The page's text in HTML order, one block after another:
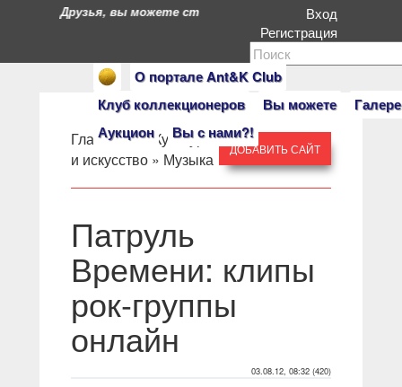
О портале Ant&K Club
Клуб коллекционеров
Вы можете
Аукцион
Вы с нами?!
Друзья, вы можете стать героями нашего портала.
Вход
Регистрация
Главная» »Культура
и искусство » Музыка
ДОБАВИТЬ САЙТ
Патруль
Времени: клипы
рок-группы
онлайн
03.08.12, 08:32 (420)